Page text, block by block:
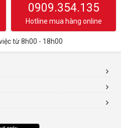
0909.354.135
Hotline mua hàng online
từ 8h00 - 18h00